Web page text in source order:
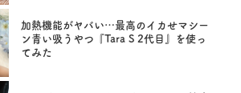
加熱機能がヤバい…最高のイカせマシー
ン青い吸うやつ『Tara S 2代目』を使っ
てみた